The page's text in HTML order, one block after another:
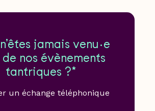
jamais venu·e
nos évènements
tantriques ?*
un échange téléphonique